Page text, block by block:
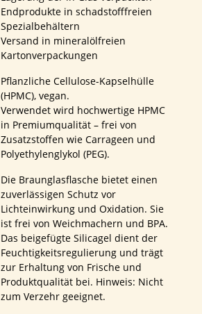
Endprodukte in schadstofffreien
Spezialbehältern
Versand in mineralölfreien
Kartonverpackungen
Pflanzliche Cellulose-Kapselhülle
(HPMC), vegan.
Verwendet wird hochwertige HPMC
in Premiumqualität – frei von
Zusatzstoffen wie Carrageen und
Polyethylenglykol (PEG).
Die Braunglasflasche bietet einen
zuverlässigen Schutz vor
Lichteinwirkung und Oxidation. Sie
ist frei von Weichmachern und BPA.
Das beigefügte Silicagel dient der
Feuchtigkeitsregulierung und trägt
zur Erhaltung von Frische und
Produktqualität bei. Hinweis: Nicht
zum Verzehr geeignet.